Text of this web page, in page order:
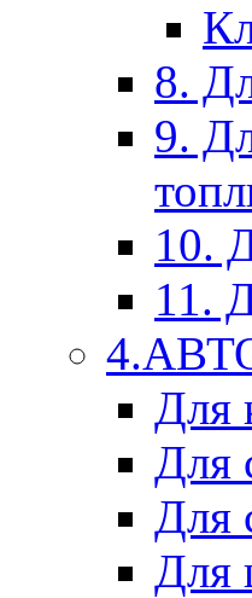
8.
9.
10.
11.
Для
Для
Для
Для